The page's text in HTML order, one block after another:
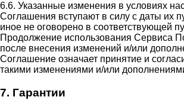
6.6. Указанные изменения в условиях
Соглашения вступают в силу с даты их
иное не оговорено в соответствующей
Продолжение использования Сервиса
после внесения изменений и/или
Соглашение означает принятие и
такими изменениями и/или
7. Гарантии